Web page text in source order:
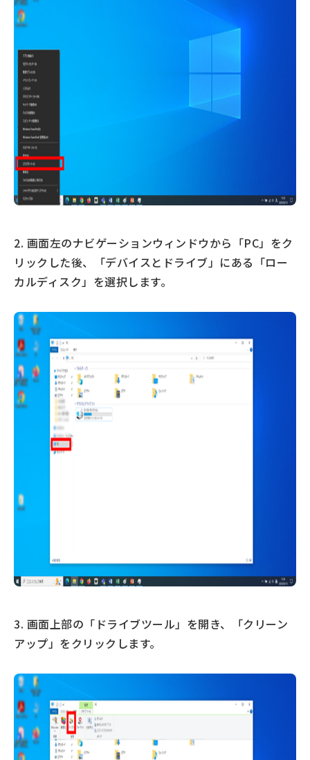
2. 画面左のナビゲーションウィンドウから「PC」をク
リックした後、「デバイスとドライブ」にある「ロー
カルディスク」を選択します。
3. 画面上部の「ドライブツール」を開き、「クリーン
アップ」をクリックします。